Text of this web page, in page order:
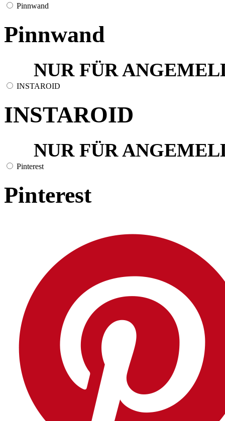
Pinnwand
Pinnwand
NUR FÜR
INSTAROID
INSTAROID
NUR FÜR
Pinterest
Pinterest